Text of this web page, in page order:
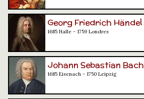
Georg Friedrich Händel
1685 Halle - 1759 Londres
Johann Sebastian Bach
1685 Eisenach - 1750 Leipzig